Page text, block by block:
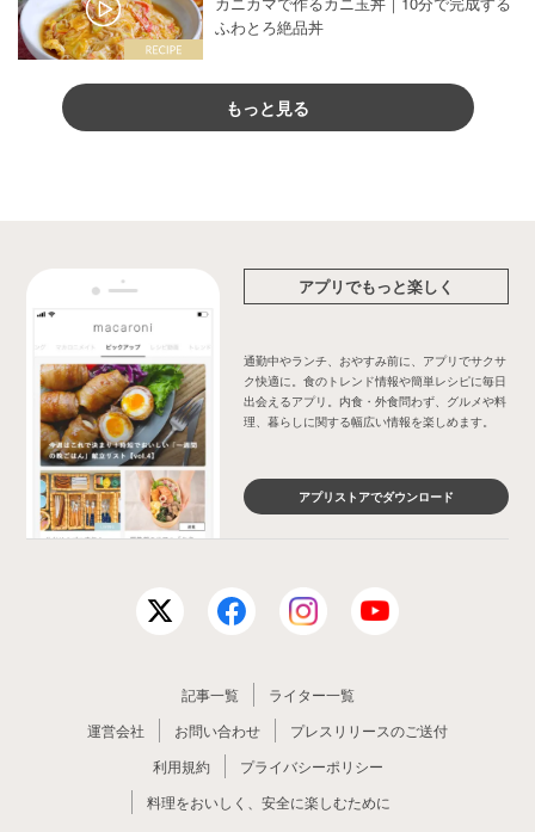
ふわとろ絶品丼
もっと見る
アプリでもっと楽しく
通勤中やランチ、おやすみ前に、アプリでサクサ
ク快適に。食のトレンド情報や簡単レシピに毎日
出会えるアプリ。内食・外食問わず、グルメや料
理、暮らしに関する幅広い情報を楽しめます。
アプリストアでダウンロード
記事一覧
ライター一覧
運営会社
お問い合わせ
プレスリリースのご送付
利用規約
プライバシーポリシー
料理をおいしく、安全に楽しむために